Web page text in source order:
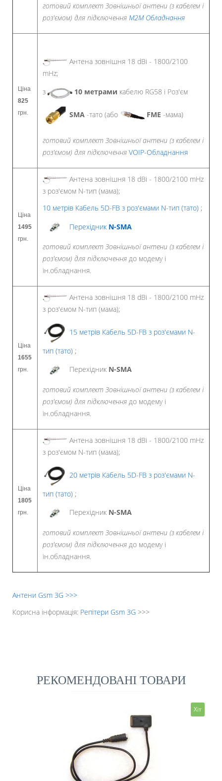
готовий комплект Зовнішньої антени (з кабелем і
роз'ємом) для підключення M2M Обладнання
Ціна
825
грн.
Антена зовнішня 18 dBi - 1800/2100
mHz;
з
10 метрами кабелю RG58 і Роз'єм
SMA -тато (або FME -мама)
готовий комплект Зовнішньої антени (з кабелем і
роз'ємом) для підключення VOIP-Обладнання
Ціна
1495
грн.
Антена зовнішня 18 dBi - 1800/2100 mHz
з роз'ємом N-тип (мама);
10 метрів Кабель 5D-FB з роз'ємами N-тип (тато) ;
Перехідник N-SMA
готовий комплект Зовнішньої антени (з кабелем і
роз'ємом) для підключення до модему і
ін.обладнання.
Ціна
1655
грн.
Антена зовнішня 18 dBi - 1800/2100 mHz
з роз'ємом N-тип (мама);
15 метрів Кабель 5D-FB з роз'ємами N-
тип (тато) ;
Перехідник N-SMA
готовий комплект Зовнішньої антени (з кабелем і
роз'ємом) для підключення до модему і
ін.обладнання.
Ціна
1805
грн.
Антена зовнішня 18 dBi - 1800/2100 mHz
з роз'ємом N-тип (мама);
20 метрів Кабель 5D-FB з роз'ємами N-
тип (тато) ;
Перехідник N-SMA
готовий комплект Зовнішньої антени (з кабелем і
роз'ємом) для підключення до модему і
ін.обладнання.
Антени Gsm 3G >>>
Корисна інформація: Репітери Gsm 3G >>>
РЕКОМЕНДОВАНІ ТОВАРИ
Хіт